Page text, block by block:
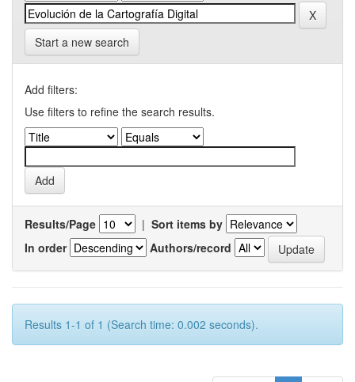
Start a new search
Add filters:
Use filters to refine the search results.
Results/Page | Sort items by
In order
Authors/record
Results 1-1 of 1 (Search time: 0.002 seconds).